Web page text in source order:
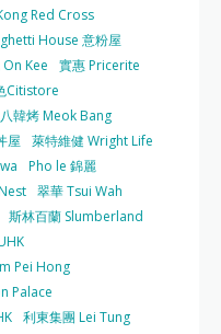
Red Cross
House 意粉屋
Kee
實惠 Pricerite
Citistore
韓烤 Meok Bang
屋 萊特維健 Wright Life
Pho le 錦麗
翠華 Tsui Wah
斯林百蘭 Slumberland
Pei Hong
Palace
利東集團 Lei Tung